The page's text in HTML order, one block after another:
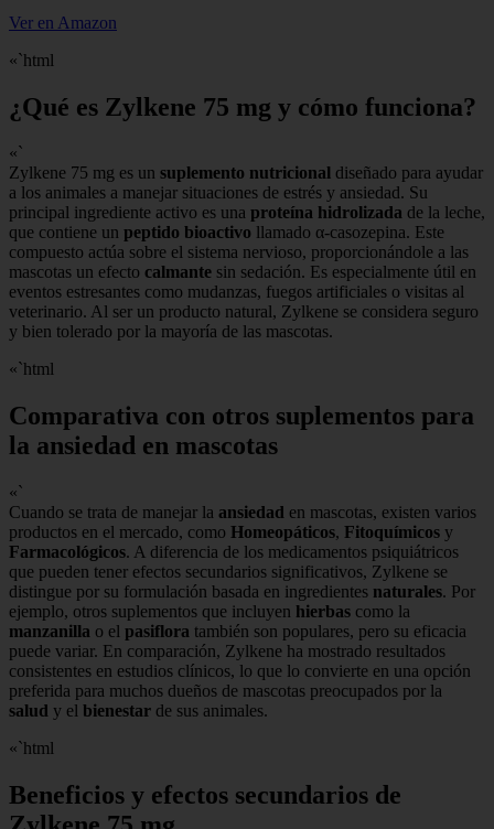
Ver en Amazon
«`html
¿Qué es Zylkene 75 mg y cómo funciona?
«`
Zylkene 75 mg es un suplemento nutricional diseñado para ayudar
a los animales a manejar situaciones de estrés y ansiedad. Su
principal ingrediente activo es una proteína hidrolizada de la leche,
que contiene un peptido bioactivo llamado α-casozepina. Este
compuesto actúa sobre el sistema nervioso, proporcionándole a las
mascotas un efecto calmante sin sedación. Es especialmente útil en
eventos estresantes como mudanzas, fuegos artificiales o visitas al
veterinario. Al ser un producto natural, Zylkene se considera seguro
y bien tolerado por la mayoría de las mascotas.
«`html
Comparativa con otros suplementos para
la ansiedad en mascotas
«`
Cuando se trata de manejar la ansiedad en mascotas, existen varios
productos en el mercado, como Homeopáticos, Fitoquímicos y
Farmacológicos. A diferencia de los medicamentos psiquiátricos
que pueden tener efectos secundarios significativos, Zylkene se
distingue por su formulación basada en ingredientes naturales. Por
ejemplo, otros suplementos que incluyen hierbas como la
manzanilla o el pasiflora también son populares, pero su eficacia
puede variar. En comparación, Zylkene ha mostrado resultados
consistentes en estudios clínicos, lo que lo convierte en una opción
preferida para muchos dueños de mascotas preocupados por la
salud y el bienestar de sus animales.
«`html
Beneficios y efectos secundarios de